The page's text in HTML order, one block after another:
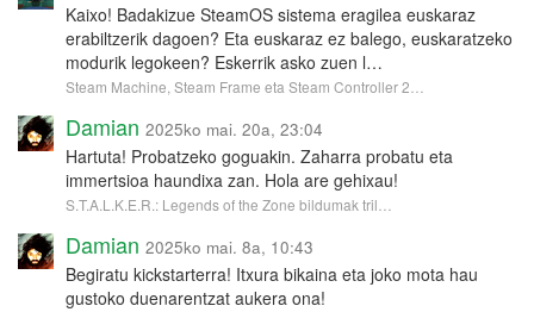
Kaixo! Badakizue SteamOS sistema eragilea euskaraz
erabiltzerik dagoen? Eta euskaraz ez balego, euskaratzeko
modurik legokeen? Eskerrik asko zuen l…
Steam Machine, Steam Frame eta Steam Controller 2…
Damian 2025ko mai. 20a, 23:04
Hartuta! Probatzeko goguakin. Zaharra probatu eta
immertsioa haundixa zan. Hola are gehixau!
S.T.A.L.K.E.R.: Legends of the Zone bildumak tril…
Damian 2025ko mai. 8a, 10:43
Begiratu kickstarterra! Itxura bikaina eta joko mota hau
gustoko duenarentzat aukera ona!